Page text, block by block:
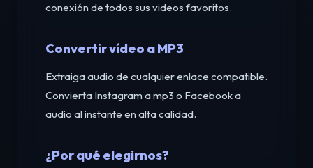
conexión de todos sus videos favoritos.
Convertir vídeo a MP3
Extraiga audio de cualquier enlace compatible.
Convierta Instagram a mp3 o Facebook a
audio al instante en alta calidad.
¿Por qué elegirnos?